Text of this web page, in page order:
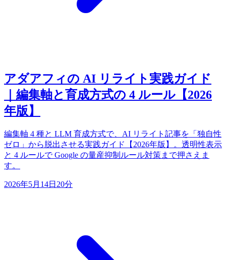
アダアフィの AI リライト実践ガイド
｜編集軸と育成方式の 4 ルール【2026
年版】
編集軸 4 種と LLM 育成方式で、AI リライト記事を「独自性
ゼロ」から脱出させる実践ガイド【2026年版】。透明性表示
と 4 ルールで Google の量産抑制ルール対策まで押さえま
す。
2026年5月14日 20分